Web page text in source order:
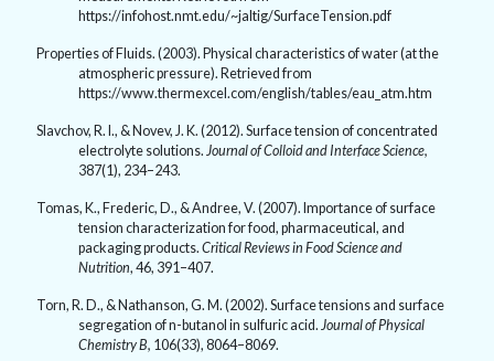
https://infohost.nmt.edu/~jaltig/SurfaceTension.pdf
Properties of Fluids. (2003). Physical characteristics of water (at the
atmospheric pressure). Retrieved from
https://www.thermexcel.com/english/tables/eau_atm.htm
Slavchov, R. I., & Novev, J. K. (2012). Surface tension of concentrated
electrolyte solutions. Journal of Colloid and Interface Science,
387(1), 234–243.
Tomas, K., Frederic, D., & Andree, V. (2007). Importance of surface
tension characterization for food, pharmaceutical, and
packaging products. Critical Reviews in Food Science and
Nutrition, 46, 391–407.
Torn, R. D., & Nathanson, G. M. (2002). Surface tensions and surface
segregation of n-butanol in sulfuric acid. Journal of Physical
Chemistry B, 106(33), 8064–8069.